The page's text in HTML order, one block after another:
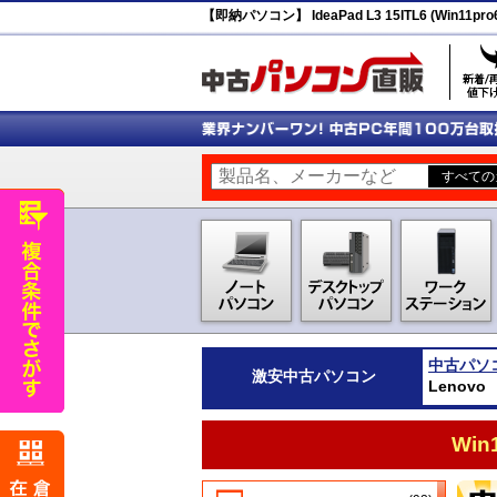
【即納パソコン】 IdeaPad L3 15ITL6
激安中古パソコン
中古パソ
Lenovo